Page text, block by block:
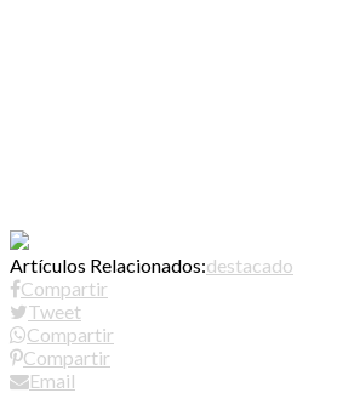
Artículos Relacionados:destacado
Compartir
Tweet
Compartir
Compartir
Email